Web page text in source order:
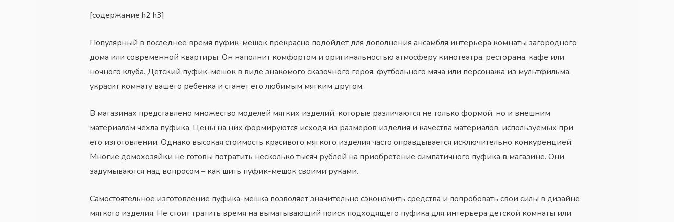
[содержание h2 h3]
Популярный в последнее время пуфик-мешок прекрасно подойдет для дополнения ансамбля интерьера комнаты загородного
дома или современной квартиры. Он наполнит комфортом и оригинальностью атмосферу кинотеатра, ресторана, кафе или
ночного клуба. Детский пуфик-мешок в виде знакомого сказочного героя, футбольного мяча или персонажа из мультфильма,
украсит комнату вашего ребенка и станет его любимым мягким другом.
В магазинах представлено множество моделей мягких изделий, которые различаются не только формой, но и внешним
материалом чехла пуфика. Цены на них формируются исходя из размеров изделия и качества материалов, используемых при
его изготовлении. Однако высокая стоимость красивого мягкого изделия часто оправдывается исключительно конкуренцией.
Многие домохозяйки не готовы потратить несколько тысяч рублей на приобретение симпатичного пуфика в магазине. Они
задумываются над вопросом – как шить пуфик-мешок своими руками.
Самостоятельное изготовление пуфика-мешка позволяет значительно сэкономить средства и попробовать свои силы в дизайне
мягкого изделия. Не стоит тратить время на выматывающий поиск подходящего пуфика для интерьера детской комнаты или